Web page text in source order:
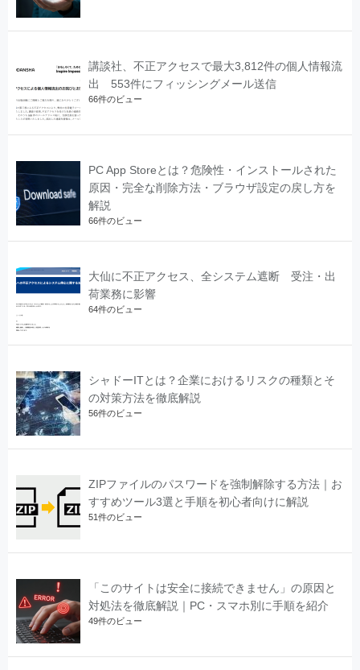
講談社、不正アクセスで最大3,812件の個人情報流
出 553件にフィッシングメール送信
66件のビュー
PC App Storeとは？危険性・インストールされた
原因・完全な削除方法・ブラウザ設定の戻し方を
解説
66件のビュー
大仙に不正アクセス、全システム遮断 受注・出
荷業務に影響
64件のビュー
シャドーITとは？企業におけるリスクの種類とそ
の対策方法を徹底解説
56件のビュー
ZIPファイルのパスワードを強制解除する方法｜お
すすめツール3選と手順を初心者向けに解説
51件のビュー
「このサイトは安全に接続できません」の原因と
対処法を徹底解説｜PC・スマホ別に手順を紹介
49件のビュー